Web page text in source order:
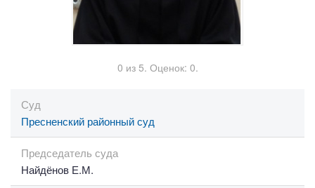
0 из 5. Оценок: 0.
Суд
Пресненский районный суд
Председатель суда
Найдёнов Е.М.